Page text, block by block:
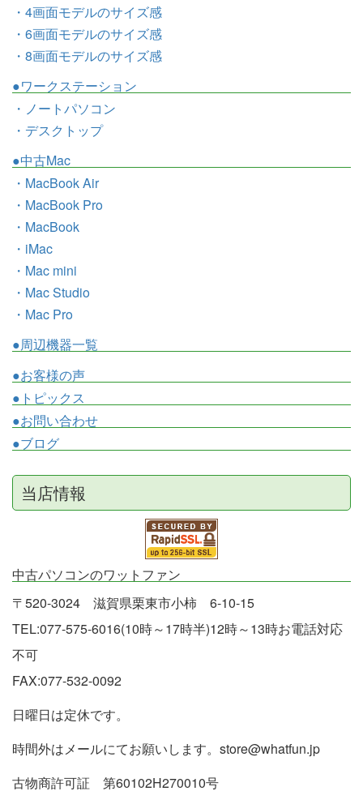
・4画面モデルのサイズ感
・6画面モデルのサイズ感
・8画面モデルのサイズ感
●ワークステーション
・ノートパソコン
・デスクトップ
●中古Mac
・MacBook Air
・MacBook Pro
・MacBook
・iMac
・Mac mini
・Mac Studio
・Mac Pro
●周辺機器一覧
●お客様の声
●トピックス
●お問い合わせ
●ブログ
当店情報
中古パソコンのワットファン
〒520-3024 滋賀県栗東市小柿 6-10-15
TEL:077-575-6016(10時～17時半)12時～13時お電話対応
不可
FAX:077-532-0092
日曜日は定休です。
時間外はメールにてお願いします。store@whatfun.jp
古物商許可証 第60102H270010号